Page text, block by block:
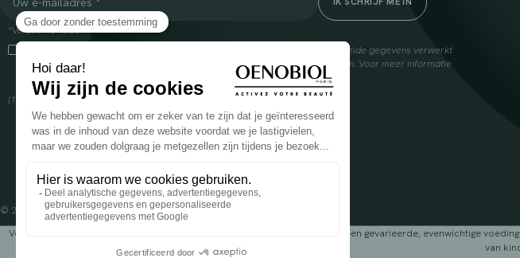
*Verplichte velden
Door dit vakje aan te vinken, ga ik ermee akkoord dat Cooper(1) de verzamelde gegevens verwerkt
om mij commerciële informatie te sturen over zijn producten en aanbiedingen. Voor meer informatie
over het beheer van uw gegevens en uw rechten, klikhier
(1) Coopération pharmaceutique Française, RCS Melun 399 227 636
© 2024 OENOBIOL PARIS
Voedingssupplement dat moet worden geconsumeerd als onderdeel van een gevarieerde, evenwichtige
van